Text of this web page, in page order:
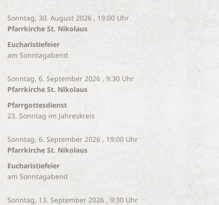
Sonntag, 30. August 2026 , 19:00 Uhr
Pfarrkirche St. Nikolaus
Eucharistiefeier
am Sonntagabend
Sonntag, 6. September 2026 , 9:30 Uhr
Pfarrkirche St. Nikolaus
Pfarrgottesdienst
23. Sonntag im Jahreskreis
Sonntag, 6. September 2026 , 19:00 Uhr
Pfarrkirche St. Nikolaus
Eucharistiefeier
am Sonntagabend
Sonntag, 13. September 2026 , 9:30 Uhr